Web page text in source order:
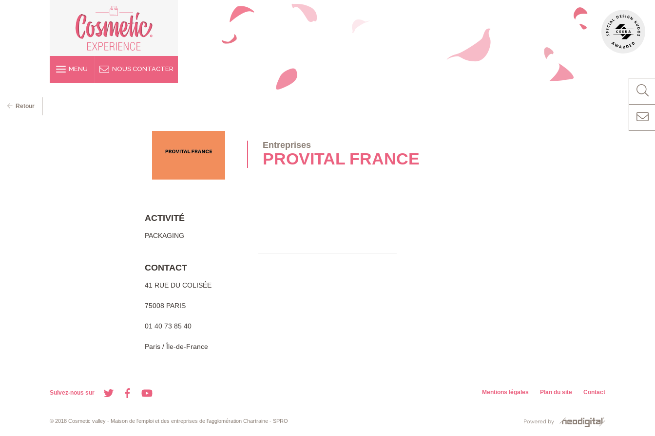
MENU NOUS CONTACTER
Entreprises
PROVITAL FRANCE
ACTIVITÉ
PACKAGING
CONTACT
41 RUE DU COLISÉE
75008 PARIS
01 40 73 85 40
Paris / Île-de-France
Retour
Suivez-nous sur Mentions légales Plan du site Contact
© 2018 Cosmetic valley - Maison de l'emploi et des entreprises de l'agglomération Chartraine - SPRO